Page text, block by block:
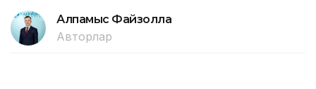
Алпамыс Файзолла
Авторлар